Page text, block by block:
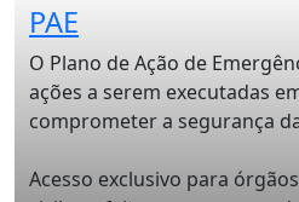
PAE
O Plano de Ação de
ações a serem executadas
comprometer a segurança
Acesso exclusivo para